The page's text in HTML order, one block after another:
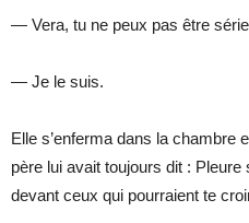
— Vera, tu ne peux pas être
— Je le suis.
Elle s’enferma dans la chambre
père lui avait toujours dit :
devant ceux qui pourraient te